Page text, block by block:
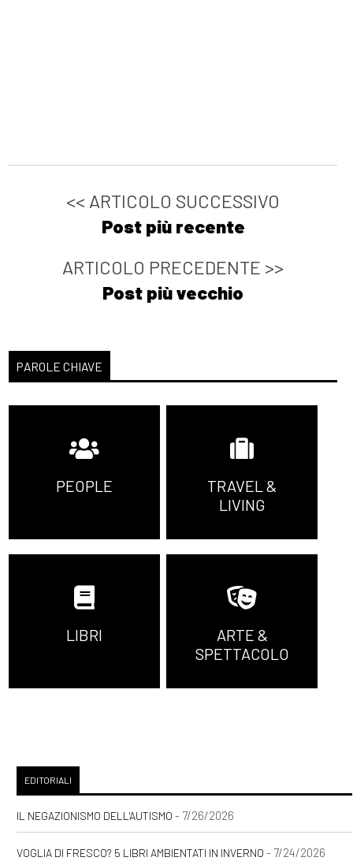
<< ARTICOLO SUCCESSIVO
Post più recente
ARTICOLO PRECEDENTE >>
Post più vecchio
PAROLE CHIAVE
PEOPLE
TRAVEL &
LIVING
LIBRI
ARTE &
SPETTACOLO
EDITORIALI
IL NEGAZIONISMO DELL'AUTISMO - 7/26/2026
VOGLIA DI FRESCO? 5 LIBRI AMBIENTATI IN INVERNO - 7/24/2026